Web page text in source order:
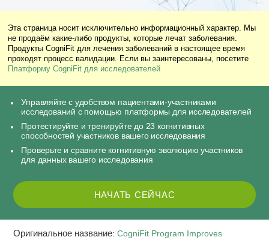
Эта страница носит исключительно информационный характер. Мы
не продаём какие-либо продукты, которые лечат заболевания.
Продукты CogniFit для лечения заболеваний в настоящее время
проходят процесс валидации. Если вы заинтересованы, посетите
Платформу CogniFit для исследователей
Управляйте с удобством пациентами-участниками
исследований с помощью платформы для исследователей
Протестируйте и тренируйте до 23 когнитивных
способностей участников вашего исследования
Проверьте и сравните когнитивную эволюцию участников
для данных вашего исследования
НАЧАТЬ СЕЙЧАС
Оригинальное название:CogniFit Program Improves